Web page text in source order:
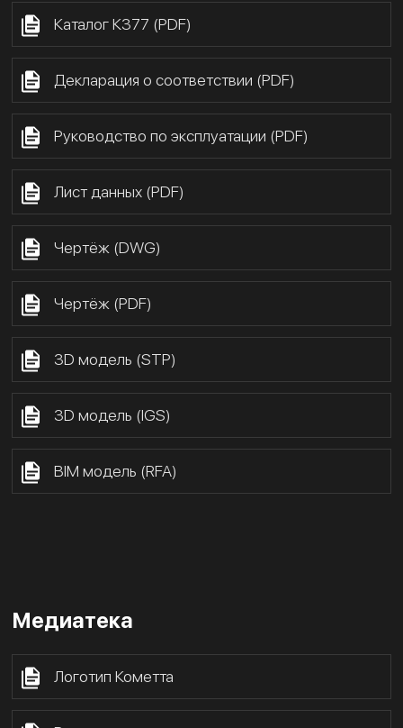
Каталог К377 (PDF)
Декларация о соответствии (PDF)
Руководство по эксплуатации (PDF)
Лист данных (PDF)
Чертёж (DWG)
Чертёж (PDF)
3D модель (STP)
3D модель (IGS)
BIM модель (RFA)
Медиатека
Логотип Кометта